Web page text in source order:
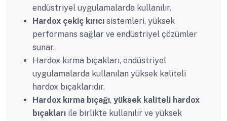
endüstriyel uygulamalarda kullanılır.
Hardox çekiç kırıcı sistemleri, yüksek
performans sağlar ve endüstriyel çözümler
sunar.
Hardox kırma bıçakları, endüstriyel
uygulamalarda kullanılan yüksek kaliteli
hardox bıçaklarıdır.
Hardox kırma bıçağı, yüksek kaliteli hardox
bıçakları ile birlikte kullanılır ve yüksek